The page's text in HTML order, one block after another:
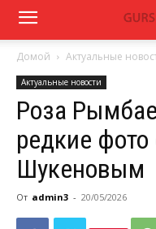
Домой Актуальные
Актуальные новости
Роза
редкие
Шукеновым
От admin3 - 20/05/2026